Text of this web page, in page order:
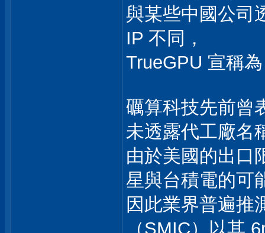
與某些中國公司
IP 不同，
TrueGPU 宣稱
礪算科技先前曾
未透露代工廠名
由於美國的出口
星與台積電的可
因此業界普遍推
（SMIC）以其